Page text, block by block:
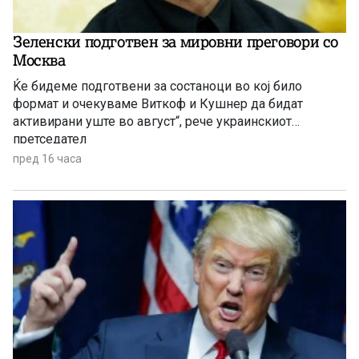
Зеленски подготвен за мировни преговори со
Москва
Ќе бидеме подготвени за состаноци во кој било
формат и очекуваме Виткоф и Кушнер да бидат
активирани уште во август“, рече украинскиот
претседател
пред 16 часа